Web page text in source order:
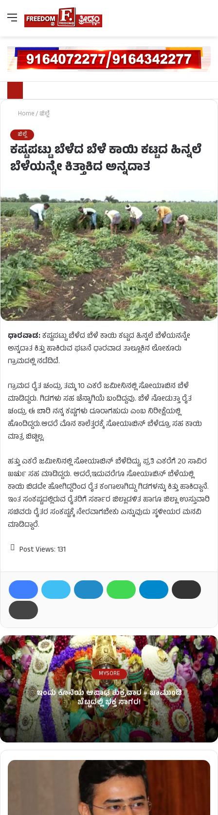
Home/ಜಿಲ್ಲೆ
ಜಿಲ್ಲೆ
ಕಷ್ಟಪಟ್ಟು ಬೆಳೆದ ಬೆಳೆ ಕಾಯಿ ಕಟ್ಟದ ಹಿನ್ನಲೆ
ಬೆಳೆಯನ್ನೇ ಕಿತ್ತಾಕಿದ ಅನ್ನದಾತ
ಧಾರವಾಡ:ಕಷ್ಟಪಟ್ಟು ಬೆಳೆದ ಬೆಳೆ ಕಾಯಿ ಕಟ್ಟದ ಹಿನ್ನಲೆ ಬೆಳೆಯನನ್ನೇ
ಅನ್ನದಾತ ಕಿತ್ತು ಹಾಕಿರುವ ಘಟನೆ ಧಾರವಾಡ ತಾಲ್ಲೂಕಿನ ಲೋಕೂರು
ಗ್ರಾಮದಲ್ಲಿ ನಡೆದಿದೆ.
ಗ್ರಾಮದ ರೈತ ಚಂದ್ರು ತಮ್ಮ 10 ಎಕರೆ ಜಮೀನಿನಲ್ಲಿ ಸೋಯಾಬಿನ ಬೆಳೆ
ಮಾಡಿದ್ದರು. ಗಿಡಗಳು ಸಹ ಚೆನ್ನಾಗಿಯೆ ಬಂದಿದ್ದವು. ಬೆಳೆ ನೋಡುತ್ತಾ ರೈತ
ಚಂದ್ರು ಈ ಬಾರಿ ನನ್ನ ಕಷ್ಟಗಳು ದೂರಾಗಹುದು ಎಂಬ ನಿರೀಕ್ಷೆಯಲ್ಲಿ
ಹೊಂದಿದ್ದರು.ಆದರೆ ಮೊನ ಕಾಲೆತ್ತರಕ್ಕೆ ಸೋಯಾಬಿನ್​ ಬೆಳೆದ್ರೂ ಸಹ ಕಾಯಿ
ಮಾತ್ರ ಬಿಟ್ಟಿಲ್ಲ.
ಹತ್ತು‌ ಎಕರೆ ಜಮೀನಿನಲ್ಲಿ ಸೋಯಾಬಿನ್​ ಬೆಳೆದಿದ್ದು, ಪ್ರತಿ ಎಕರೆಗೆ 20 ಸಾವಿರ
ಖರ್ಚು ಸಹ ಮಾಡಿದ್ದರು. ಆದರೆ,ಇದುವರೆಗೂ ಸೋಯಾಬಿನ್ ಬೆಳೆಯಲ್ಲಿ
ಕಾಯಿ ಬಿಡದೇ ಹೋಗಿದ್ದರಿಂದ ರೈತ ಕಂಗಾಲಾಗಿದ್ದು ಗಿಡಗಳನ್ನು ಕಿತ್ತು ಹಾಕಿದ್ದಾನೆ.
ಇಂತ ಸಂಕಷ್ಟದಲ್ಲಿರುವ ರೈತರಿಗೆ ಸರ್ಕಾರ ಜಿಲ್ಲಾಡಳಿತ ಹಾಗೂ ಜಿಲ್ಲಾ ಉಸ್ತುವಾರಿ
ಸಚಿವರು ರೈತರ ಸಂಕಷ್ಟಕ್ಕೆ ನೇರವಾಗಬೇಕು ಎನ್ನುವುದು ಸ್ಥಳೀಯರ ಮನವಿ
ಮಾಡಿದ್ದಾರೆ.
Post Views: 131
MYSORE
ಇಂದು ಕೊನೆಯ ಆಷಾಢ ಶುಕ್ರವಾರ – ಚಾಮುಂಡಿ
ಬೆಟ್ಟದಲ್ಲಿ ಭಕ್ತ ಸಾಗರ!